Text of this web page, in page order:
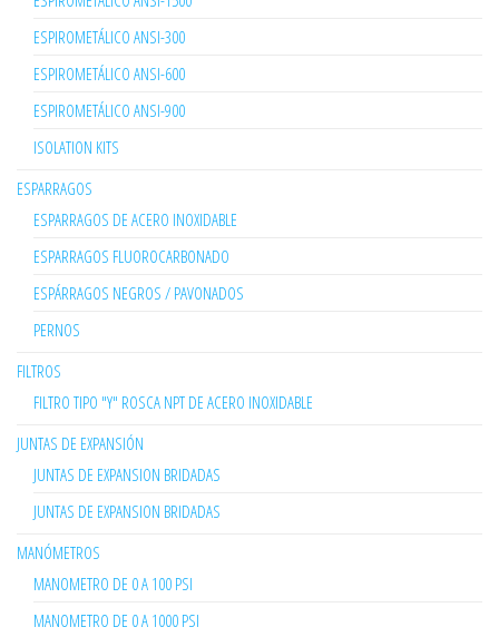
ESPIROMETÁLICO ANSI-300
ESPIROMETÁLICO ANSI-600
ESPIROMETÁLICO ANSI-900
ISOLATION KITS
ESPARRAGOS
ESPARRAGOS DE ACERO INOXIDABLE
ESPARRAGOS FLUOROCARBONADO
ESPÁRRAGOS NEGROS / PAVONADOS
PERNOS
FILTROS
FILTRO TIPO "Y" ROSCA NPT DE ACERO INOXIDABLE
JUNTAS DE EXPANSIÓN
JUNTAS DE EXPANSION BRIDADAS
JUNTAS DE EXPANSION BRIDADAS
MANÓMETROS
MANOMETRO DE 0 A 100 PSI
MANOMETRO DE 0 A 1000 PSI